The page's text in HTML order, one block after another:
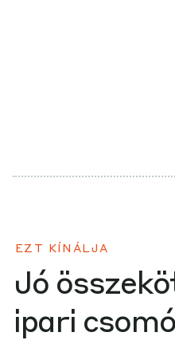
EZT KÍNÁLJA
Jó
ipari